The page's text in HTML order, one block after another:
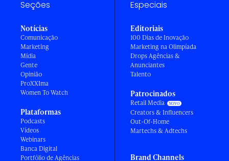
Seções
Notícias
Comunicação
Marketing
Mídia
Gente
Opinião
ProXXIma
Women To Watch
Plataformas
Podcasts
Vídeos
Webinars
Banca Digital
Portfólio de Agências
Especiais
Editoriais
100 Dias de Inovação
Marketing na Olimpíada
Drops Agências &
Anunciantes
Talento
Patrocinados
Retail Media
Creators & Influencers
Out-Of-Home
Martechs & Adtechs
Brand Channels